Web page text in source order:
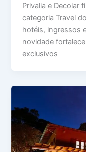
Privalia e Decolar
categoria Travel
hotéis, ingressos
novidade
exclusivos